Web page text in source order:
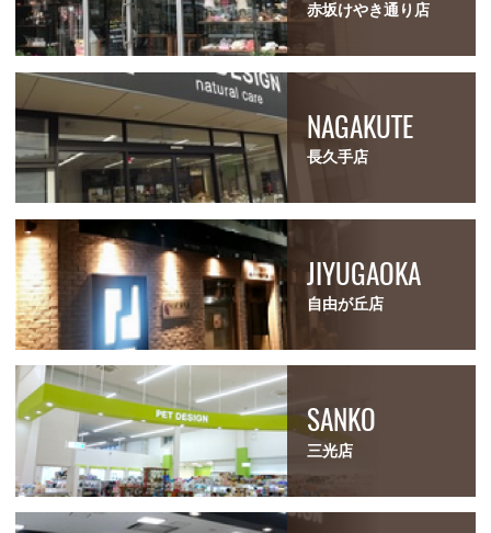
赤坂けやき通り店
NAGAKUTE
長久手店
JIYUGAOKA
自由が丘店
SANKO
三光店